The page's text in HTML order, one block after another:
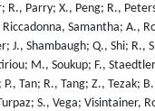
R., Parry; X., Peng; R.,
Riccadonna, Samantha; A.,
J., Shambaugh; Q., Shi; R.,
M., Soukup; F.,
P., Tan; R., Tang; Z., Tezak;
S., Vega; Visintainer,